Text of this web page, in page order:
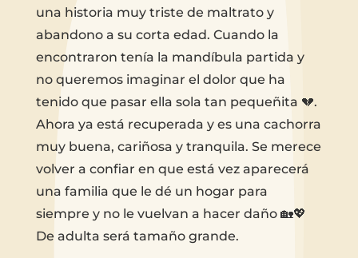
una historia muy triste de maltrato y
abandono a su corta edad. Cuando la
encontraron tenía la mandíbula partida y
no queremos imaginar el dolor que ha
tenido que pasar ella sola tan pequeñita 💔.
Ahora ya está recuperada y es una cachorra
muy buena, cariñosa y tranquila. Se merece
volver a confiar en que está vez aparecerá
una familia que le dé un hogar para
siempre y no le vuelvan a hacer daño 🏡💖
De adulta será tamaño grande.